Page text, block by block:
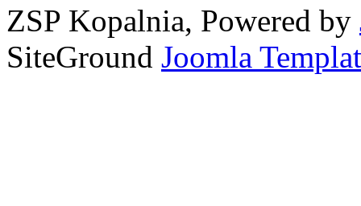
ZSP Kopalnia, Powered by
SiteGround Joomla